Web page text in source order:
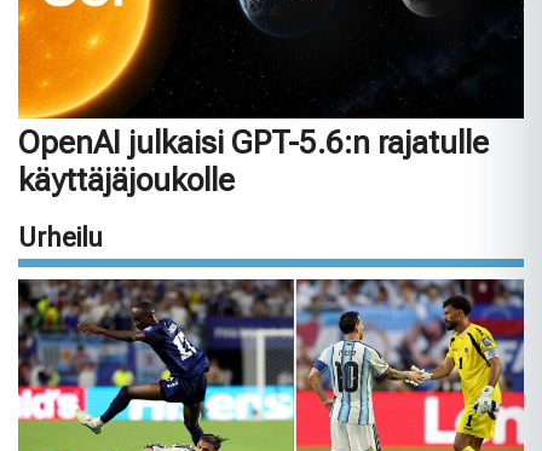
OpenAI julkaisi GPT-5.6:n rajatulle
käyttäjäjoukolle
Urheilu